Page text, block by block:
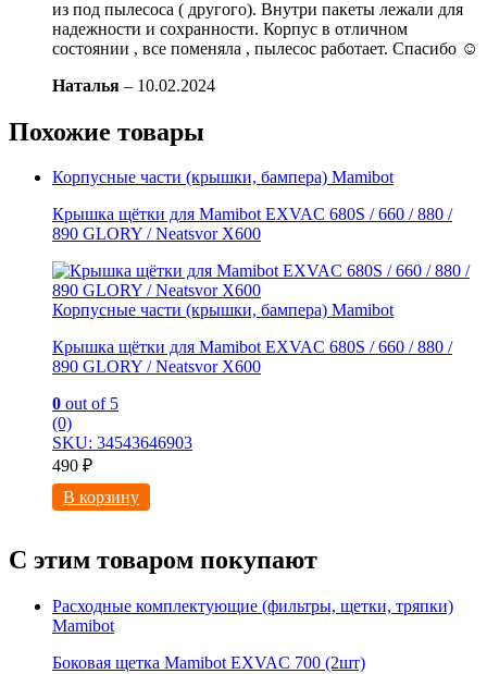
из под пылесоса ( другого). Внутри пакеты лежали для
надежности и сохранности. Корпус в отличном
состоянии , все поменяла , пылесос работает. Спасибо ☺️
Наталья – 10.02.2024
Похожие товары
Корпусные части (крышки, бампера) Mamibot
Крышка щётки для Mamibot EXVAC 680S / 660 / 880 /
890 GLORY / Neatsvor X600
Корпусные части (крышки, бампера) Mamibot
Крышка щётки для Mamibot EXVAC 680S / 660 / 880 /
890 GLORY / Neatsvor X600
0 out of 5
(0)
SKU: 34543646903
490 ₽
В корзину
С этим товаром покупают
Расходные комплектующие (фильтры, щетки, тряпки)
Mamibot
Боковая щетка Mamibot EXVAC 700 (2шт)